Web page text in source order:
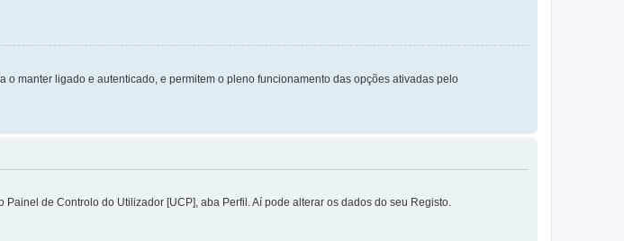
manter ligado e autenticado, e permitem o pleno funcionamento das opções ativadas pelo
de Controlo do Utilizador [UCP], aba Perfil. Aí pode alterar os dados do seu Registo.